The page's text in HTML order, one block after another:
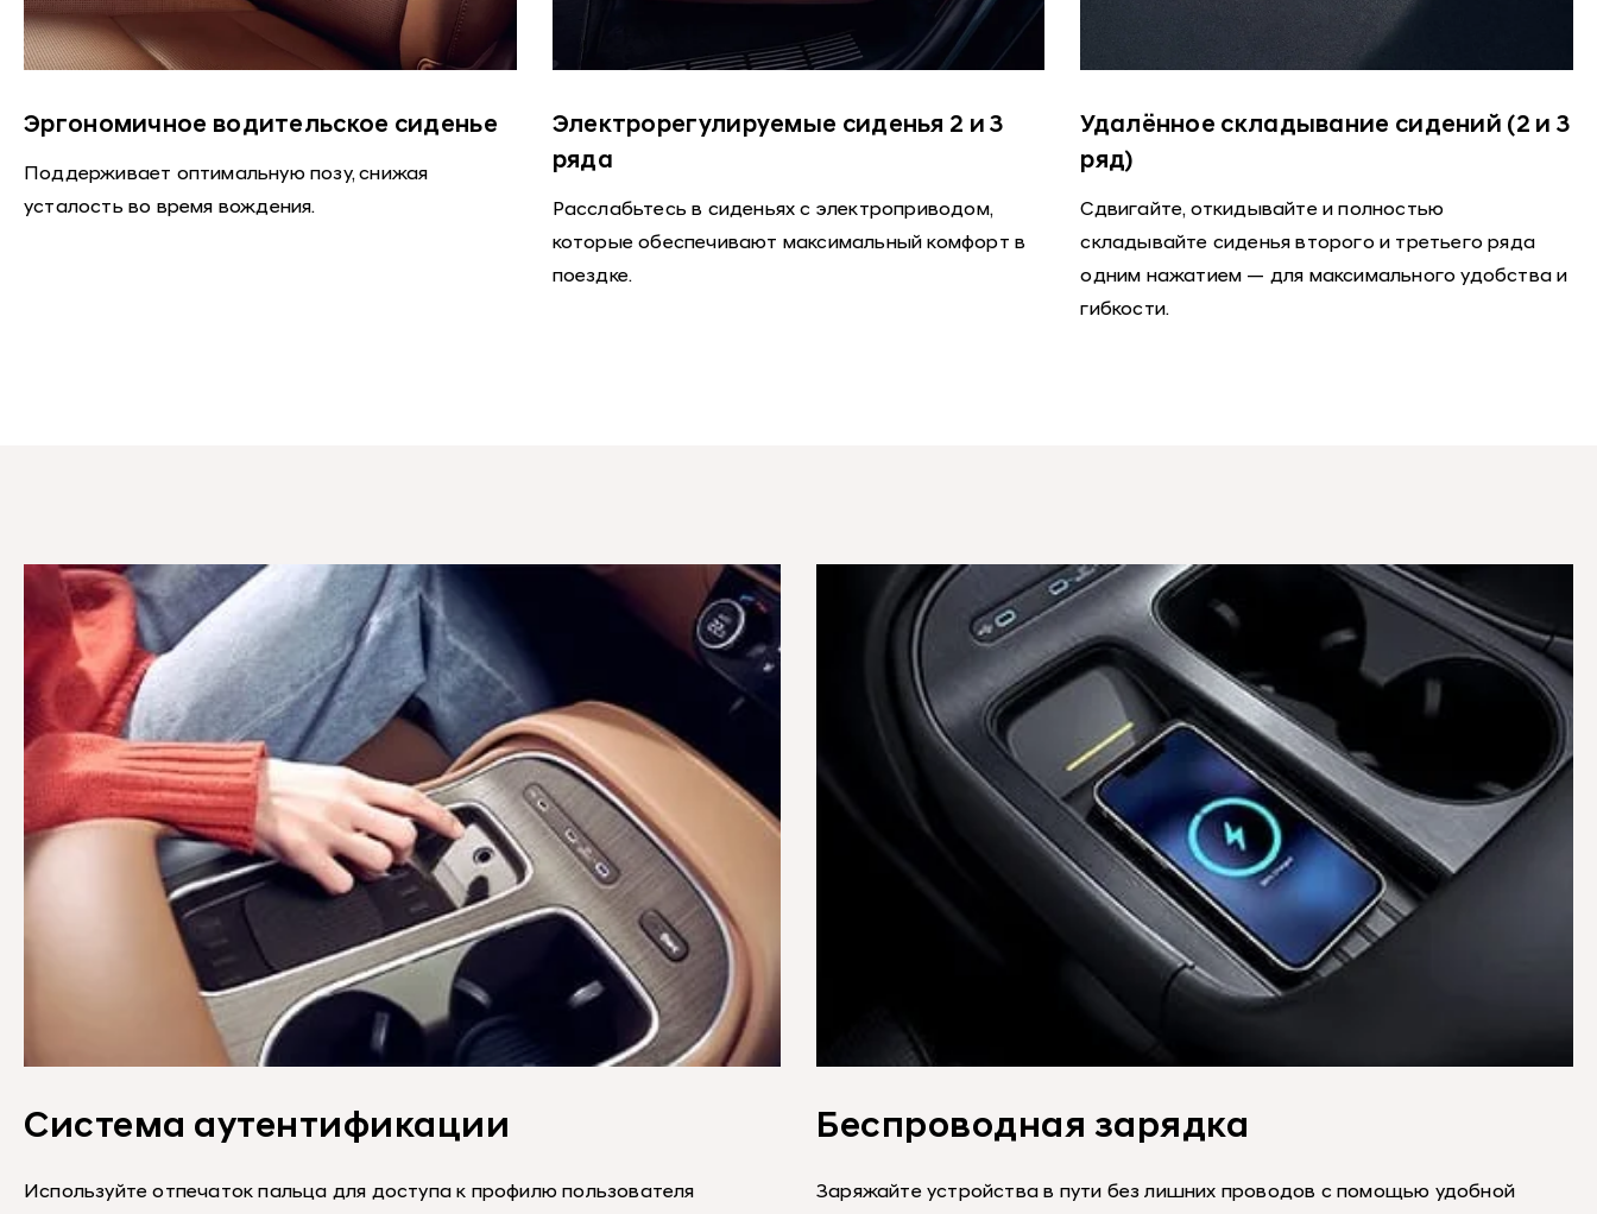
Эргономичное водительское сиденье
Поддерживает оптимальную позу, снижая
усталость во время вождения.
Электрорегулируемые сиденья 2 и 3
ряда
Расслабьтесь в сиденьях с электроприводом,
которые обеспечивают максимальный комфорт в
поездке.
Удалённое складывание сидений (2 и 3
ряд)
Сдвигайте, откидывайте и полностью
складывайте сиденья второго и третьего ряда
одним нажатием — для максимального удобства и
гибкости.
Система аутентификации
Используйте отпечаток пальца для доступа к профилю пользователя
Беспроводная зарядка
Заряжайте устройства в пути без лишних проводов с помощью удобной